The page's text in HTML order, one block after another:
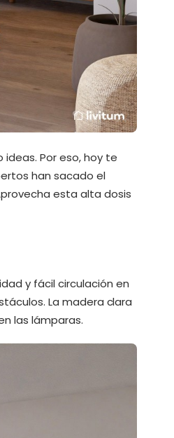
Por eso, hoy te
han sacado el
esta alta dosis
y fácil circulación en
La madera clara
las lámparas.